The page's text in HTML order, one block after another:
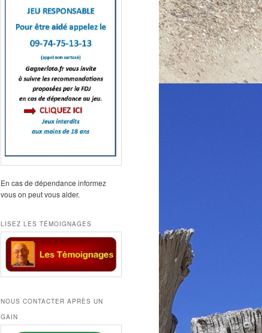
En cas de dépendance informez
vous on peut vous aider.
LISEZ LES TÉMOIGNAGES
NOUS CONTACTER APRÈS UN
GAIN